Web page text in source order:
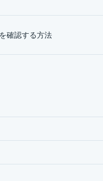
確認する方法